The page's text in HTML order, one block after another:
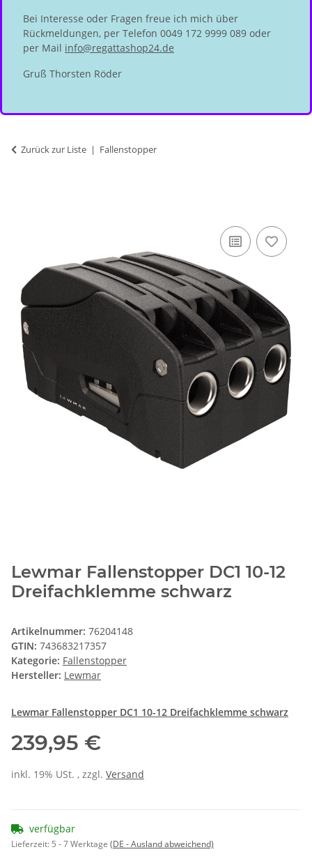
Bei Interesse oder Fragen freue ich mich über
Rückmeldungen, per Telefon 0049 172 9999 089 oder
per Mail info@regattashop24.de
Gruß Thorsten Röder
Zurück zur Liste Fallenstopper
Lewmar Fallenstopper DC1 10-12
Dreifachklemme schwarz
Artikelnummer: 76204148
GTIN: 743683217357
Kategorie: Fallenstopper
Hersteller: Lewmar
Lewmar Fallenstopper DC1 10-12 Dreifachklemme schwarz
239,95 €
inkl. 19% USt. , zzgl. Versand
verfügbar
Lieferzeit: 5 - 7 Werktage (DE - Ausland abweichend)